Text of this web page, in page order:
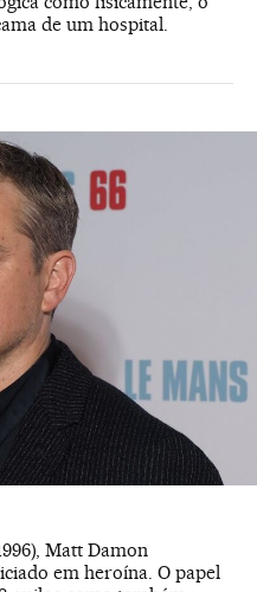
de um hospital.
Matt Damon
em heroína. O papel